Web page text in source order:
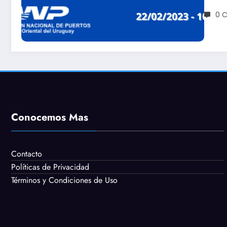
0
Conocemos Mas
Contacto
Políticas de Privacidad
Términos y Condiciones de Uso